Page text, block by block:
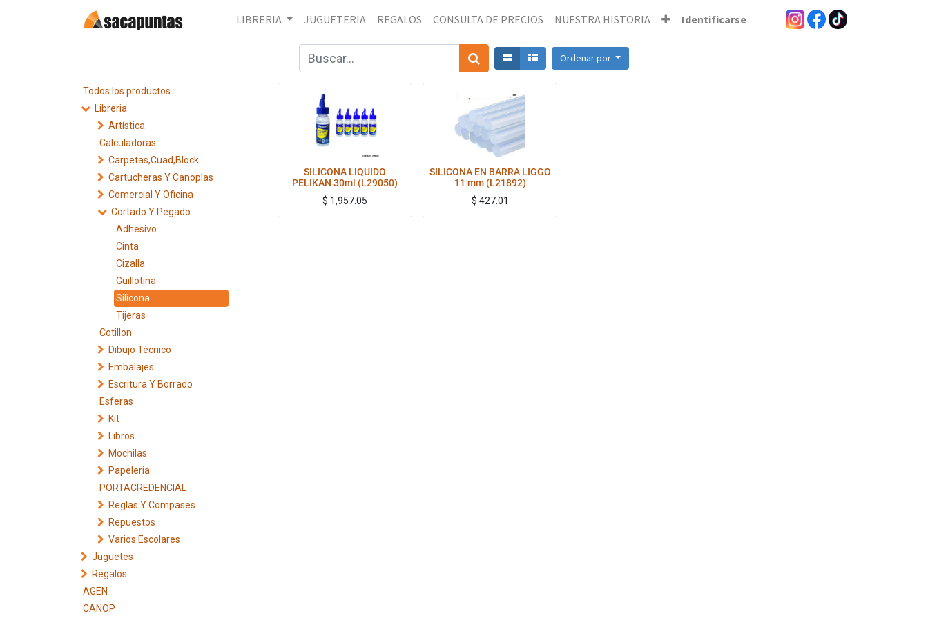
LIBRERIA JUGUETERIA REGALOS CONSULTA DE PRECIOS NUESTRA HISTORIA Identificarse
Ordenar por
Todos los productos
Libreria
Artística
Calculadoras
Carpetas,Cuad,Block
Cartucheras Y Canoplas
Comercial Y Oficina
Cortado Y Pegado
Adhesivo
Cinta
Cizalla
Guillotina
Silicona
Tijeras
Cotillon
Dibujo Técnico
Embalajes
Escritura Y Borrado
Esferas
Kit
Libros
Mochilas
Papeleria
PORTACREDENCIAL
Reglas Y Compases
Repuestos
Varios Escolares
Juguetes
Regalos
AGEN
CANOP
SILICONA LIQUIDO
PELIKAN 30ml (L29050)
$ 1,957.05
SILICONA EN BARRA LIGGO
11 mm (L21892)
$ 427.01